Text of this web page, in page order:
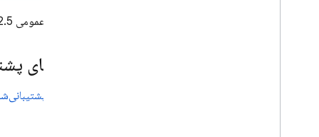
مدل‌های عمومی
زبان‌های
زبان‌های